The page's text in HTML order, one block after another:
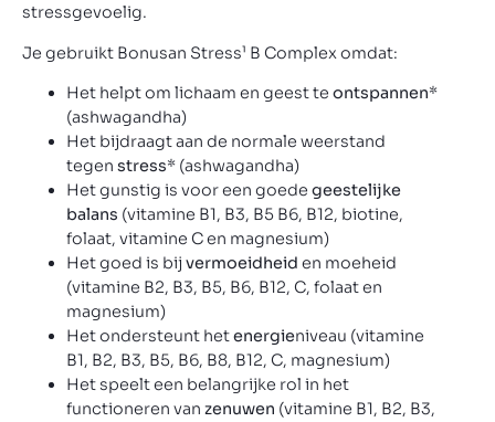
stressgevoelig.
Je gebruikt Bonusan Stress¹ B Complex omdat:
Het helpt om lichaam en geest te ontspannen*
(ashwagandha)
Het bijdraagt aan de normale weerstand
tegen stress* (ashwagandha)
Het gunstig is voor een goede geestelijke
balans (vitamine B1, B3, B5 B6, B12, biotine,
folaat, vitamine C en magnesium)
Het goed is bij vermoeidheid en moeheid
(vitamine B2, B3, B5, B6, B12, C, folaat en
magnesium)
Het ondersteunt hetenergieniveau (vitamine
B1, B2, B3, B5, B6, B8, B12, C, magnesium)
Het speelt een belangrijke rol in het
functioneren van zenuwen (vitamine B1, B2, B3,